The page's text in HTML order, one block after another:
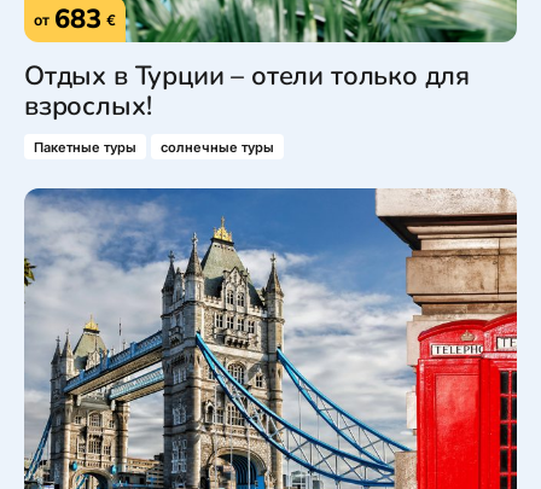
от 683 €
Отдых в Турции – отели только для
взрослых!
Пакетные туры солнечные туры